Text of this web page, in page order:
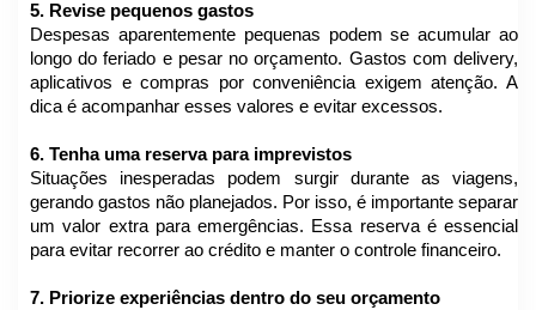
5. Revise pequenos gastos
Despesas aparentemente pequenas podem se acumular ao
longo do feriado e pesar no orçamento. Gastos com delivery,
aplicativos e compras por conveniência exigem atenção. A
dica é acompanhar esses valores e evitar excessos.
6. Tenha uma reserva para imprevistos
Situações inesperadas podem surgir durante as viagens,
gerando gastos não planejados. Por isso, é importante separar
um valor extra para emergências. Essa reserva é essencial
para evitar recorrer ao crédito e manter o controle financeiro.
7. Priorize experiências dentro do seu orçamento